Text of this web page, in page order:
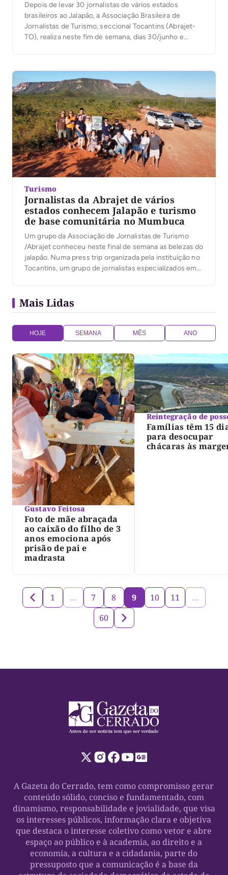
Depois de levar 30 jornalistas de vários estados
brasileiros ao Jalapão, a Associação Brasileira de
Jornalistas de Turismo, seccional Tocantins (Abrajet-
TO), realiza neste fim de semana, dias 30/junho e
de Floresta do Tocantins. A ação decorre de parceria
entre […]
Turismo
Jornalistas da Abrajet de vários
estados conhecem Jalapão e turismo
de base comunitária no Mumbuca
Um grupo da Associação de Jornalistas de Turismo
/Abrajet conheceu neste final de semana as belezas do
jalapão. Numa press trip organizada pela instituição no
Tocantins, um grupo de jornalistas especializados em
Os jornalistas se encantaram com o potencial do
jalapão, […]
Mais Lidas
HOJE SEMANA MÊS ANO
Gustavo Feitosa
Foto de mãe abraçada
ao caixão do filho de 3
anos emociona após
prisão de pai e
madrasta
Reintegração de
Famílias têm 15
para desocupar
chácaras às
1 … 7 8 9 10 11
…
60
A Gazeta do Cerrado, tem como compromisso gerar
conteúdo sólido, conciso e fundamentado, com
dinamismo, responsabilidade e jovialidade, que visa
os interesses públicos, informação clara e objetiva
que destaca o interesse coletivo como vetor e abre
espaço ao público e à academia, ao direito e a
economia, a cultura e a cidadania, parte do
pressuposto que a comunicação é a base da